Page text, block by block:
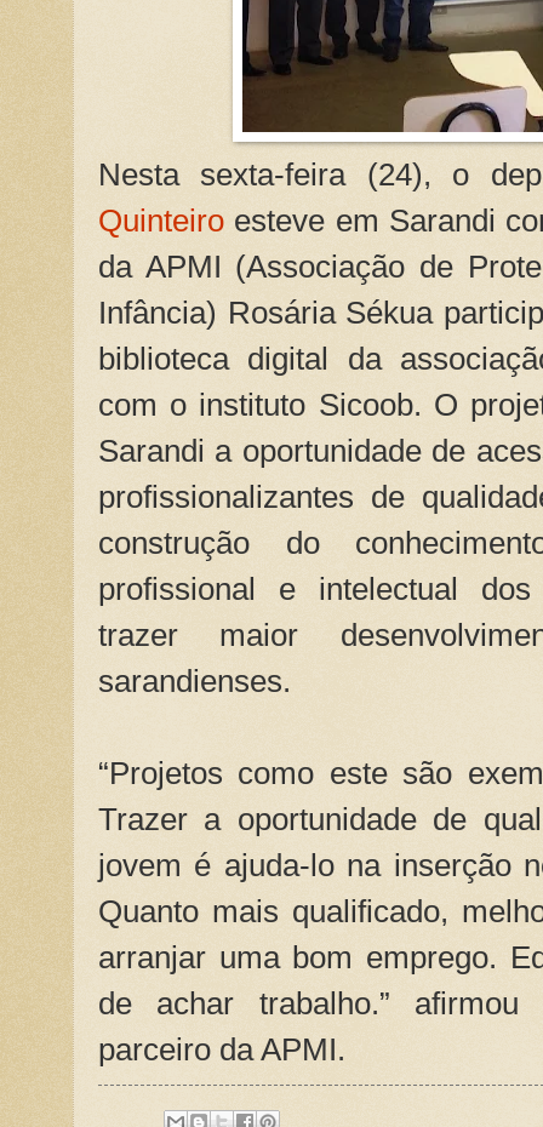
Nesta sexta-feira (24), o
Quinteiro esteve em Sarandi
da APMI (Associação de
Infância) Rosária Sékua
biblioteca digital da
com o instituto Sicoob. O
Sarandi a oportunidade de
profissionalizantes de
construção do
profissional e intelectual
trazer maior
sarandienses.
“Projetos como este são
Trazer a oportunidade de
jovem é ajuda-lo na inserção
Quanto mais qualificado,
arranjar uma bom emprego.
de achar trabalho.” afirmou
parceiro da APMI.